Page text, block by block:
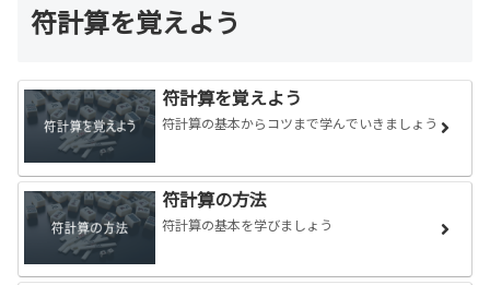
符計算を覚えよう
符計算を覚えよう
符計算の基本からコツまで学んでいきましょう
符計算の方法
符計算の基本を学びましょう